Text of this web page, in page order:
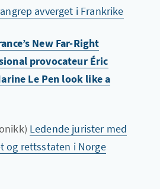
avverget i Frankrike
New Far-Right
provocateur Éric
Le Pen look like a
Ledende jurister med
og rettsstaten i Norge